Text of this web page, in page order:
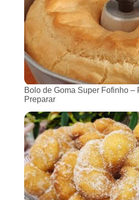
Bolo de Goma Super Fofinho –
Preparar